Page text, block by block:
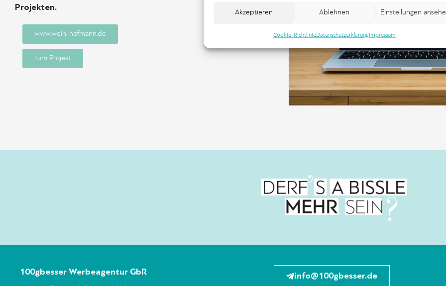
Akzeptieren Ablehnen Einstellungen
Cookie-RichtlinieDatenschutzerklärungImpressum
Projekten.
www.wein-hofmann.de
zum Projekt
100gbesser Werbeagentur GbR
info@100gbesser.de